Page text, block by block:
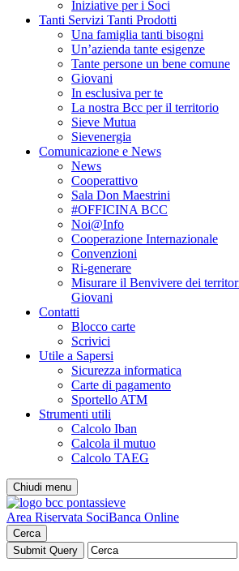
Iniziative per i Soci
Tanti Servizi Tanti Prodotti
Una famiglia tanti bisogni
Un’azienda tante esigenze
Tante persone un bene comune
Giovani
In esclusiva per te
La nostra Bcc per il territorio
Sieve Mutua
Sievenergia
Comunicazione e News
News
Cooperattivo
Sala Don Maestrini
#OFFICINA BCC
Noi@Info
Cooperazione Internazionale
Convenzioni
Ri-generare
Misurare il Benvivere dei
Giovani
Contatti
Blocco carte
Scrivici
Utile a Sapersi
Sicurezza informatica
Carte di pagamento
Sportello ATM
Strumenti utili
Calcolo Iban
Calcola il mutuo
Calcolo TAEG
Chiudi menu
Area Riservata SociBanca Online
Cerca